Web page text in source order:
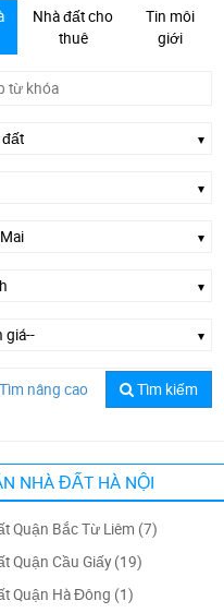
Nhà đất cho
thuê
Tin môi
giới
Tìm nâng cao Tìm kiếm
NHÀ ĐẤT HÀ NỘI
Quận Bắc Từ Liêm (7)
Quận Cầu Giấy (19)
Quận Hà Đông (1)